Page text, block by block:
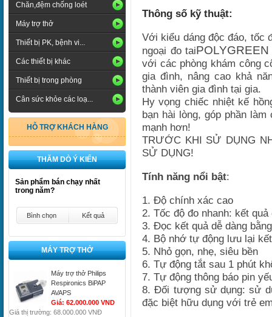
Chăn,đệm chống loét
Máy trợ thở
Thiết bị PK, bệnh vi...
Các thiết bị khác
Thiết bị trong phòng
Cân sức khỏe các loạ...
HỖ TRỢ KHÁCH HÀNG
THĂM DÒ Ý KIẾN
Sản phẩm bán chạy nhất
trong năm?
Bình chọn Kết quả
MÁY TRỢ THỞ
Máy trợ thở Philips
Respironics BiPAP
AVAPS
Giá: 62.000.000 VND
Giá thị trường: 68.000.000 VNĐ
Thông số kỹ thuật:
Với kiểu dáng độc đáo, tốc
ngoại đo taiPOLYGREEN
với các phòng khám công
gia đình, nâng cao khả
thành viên gia đình tại gia.
Hy vọng chiếc nhiệt kế
bạn hài lòng, góp phần
mạnh hơn!
TRƯỚC KHI SỬ DỤNG
SỬ DỤNG!
Tính năng nổi bật:
1. Độ chính xác cao
2. Tốc độ đo nhanh: kết
3. Đọc kết quả dễ dàng
4. Bộ nhớ tự động lưu lại
5. Nhỏ gọn, nhẹ, siêu bền
6. Tự động tắt sau 1 phút
7. Tự động thông báo pin
8. Đối tượng sử dụng: sử
đặc biệt hữu dụng với trẻ